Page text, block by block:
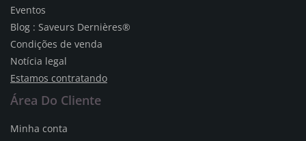
Eventos
Blog : Saveurs Dernières®
Condições de venda
Notícia legal
Estamos contratando
Área Do Cliente
Minha conta